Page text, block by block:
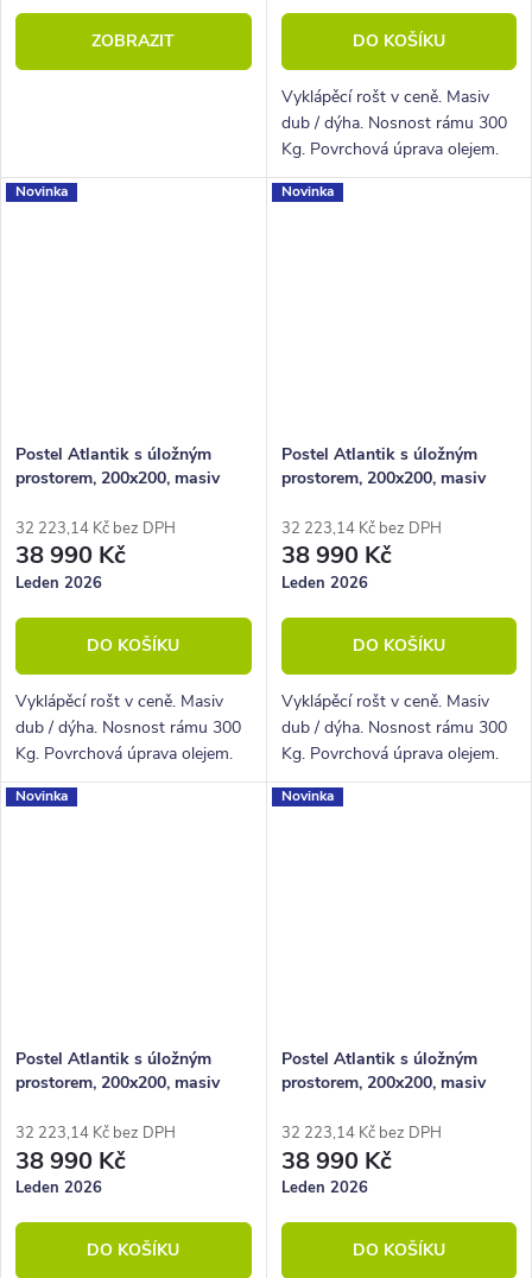
ZOBRAZIT DO KOŠÍKU
Vyklápěcí rošt v ceně. Masiv
dub / dýha. Nosnost rámu 300
Kg. Povrchová úprava olejem.
Novinka
Postel Atlantik s úložným
prostorem, 200x200, masiv
32 223,14 Kč bez DPH
38 990 Kč
Leden 2026
DO KOŠÍKU
Vyklápěcí rošt v ceně. Masiv
dub / dýha. Nosnost rámu 300
Kg. Povrchová úprava olejem.
Novinka
Postel Atlantik s úložným
prostorem, 200x200, masiv
32 223,14 Kč bez DPH
38 990 Kč
Leden 2026
DO KOŠÍKU
Vyklápěcí rošt v ceně. Masiv
dub / dýha. Nosnost rámu 300
Kg. Povrchová úprava olejem.
Novinka
Postel Atlantik s úložným
prostorem, 200x200, masiv
32 223,14 Kč bez DPH
38 990 Kč
Leden 2026
DO KOŠÍKU
Novinka
Postel Atlantik s úložným
prostorem, 200x200, masiv
ekokůže
32 223,14 Kč bez DPH
38 990 Kč
Leden 2026
DO KOŠÍKU